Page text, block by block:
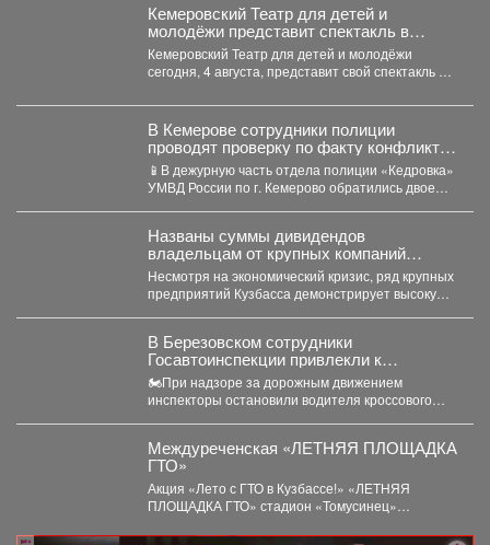
Кемеровский Театр для детей и
молодёжи представит спектакль в
Москве
Кемеровский Театр для детей и молодёжи
сегодня, 4 августа, представит свой спектакль на
В Кемерове сотрудники полиции
проводят проверку по факту конфликта
между двумя местными жителями
📱В дежурную часть отдела полиции «Кедровка»
УМВД России по г. Кемерово обратились двое
Названы суммы дивидендов
владельцам от крупных компаний
Кузбасса
Несмотря на экономический кризис, ряд крупных
предприятий Кузбасса демонстрирует высокую
В Березовском сотрудники
Госавтоинспекции привлекли к
ответственности водителя мотоцикла,
не имеющего права управления
🏍При надзоре за дорожным движением
инспекторы остановили водителя кроссового
Междуреченская «ЛЕТНЯЯ ПЛОЩАДКА
ГТО»
Акция «Лето с ГТО в Кузбассе!» «ЛЕТНЯЯ
ПЛОЩАДКА ГТО» стадион «Томусинец»